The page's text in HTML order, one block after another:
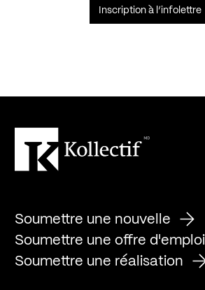
Inscription à l’infolettre
Soumettre une nouvelle
Soumettre une offre d'emploi
Soumettre une réalisation